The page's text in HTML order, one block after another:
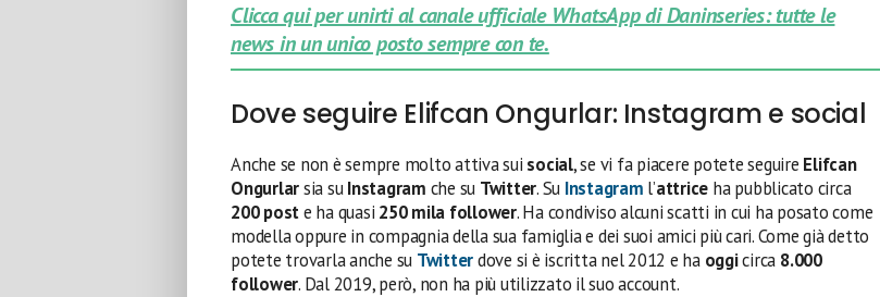
Clicca qui per unirti al canale ufficiale WhatsApp di Daninseries: tutte le
news in un unico posto sempre con te.
Dove seguire Elifcan Ongurlar: Instagram e social
Anche se non è sempre molto attiva sui social, se vi fa piacere potete seguire Elifcan
Ongurlarsia suInstagram che su Twitter. Su Instagram l’attrice ha pubblicato circa
200 poste ha quasi 250 mila follower. Ha condiviso alcuni scatti in cui ha posato come
modella oppure in compagnia della sua famiglia e dei suoi amici più cari. Come già detto
potete trovarla anche su Twitterdove si è iscritta nel 2012 e ha oggicirca 8.000
follower. Dal 2019, però, non ha più utilizzato il suo account.